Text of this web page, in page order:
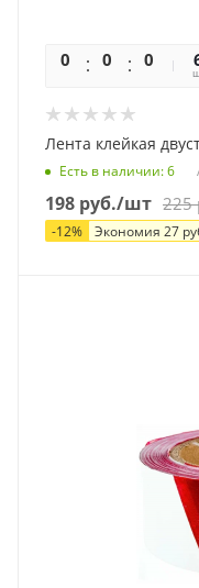
0 0 0 0
Лента клейкая
Есть в наличии: 6
198 руб./шт 225
-12% Экономия 27